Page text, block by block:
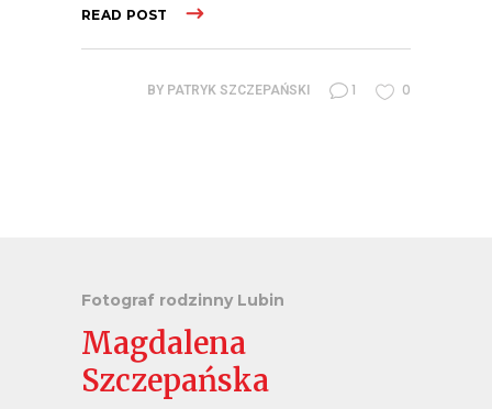
READ POST
BY PATRYK SZCZEPAŃSKI 1 0
Fotograf rodzinny Lubin
Magdalena
Szczepańska